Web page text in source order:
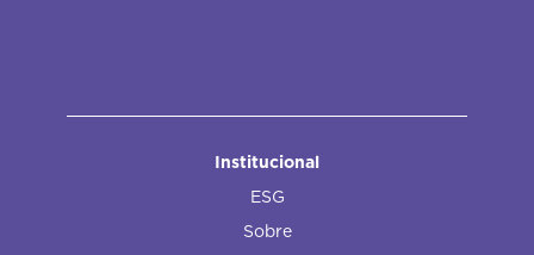
Institucional
ESG
Sobre